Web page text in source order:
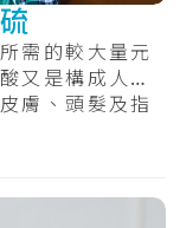
需的較大量元
又是構成人體
膚、頭髮及指